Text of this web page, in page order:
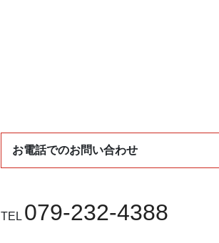
お電話でのお問い合わせ
TEL 079-232-4388